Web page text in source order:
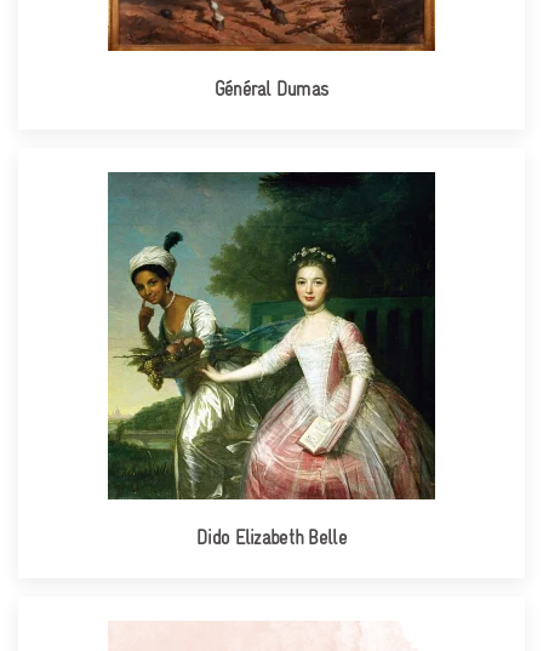
Général Dumas
Dido Elizabeth Belle